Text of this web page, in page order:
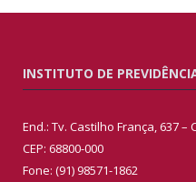
INSTITUTO DE
End.: Tv. Castilho França, 637
CEP: 68800-000
Fone: (91) 98571-1862